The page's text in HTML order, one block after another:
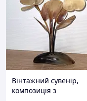
Вінтажний сувенір,
композиція з